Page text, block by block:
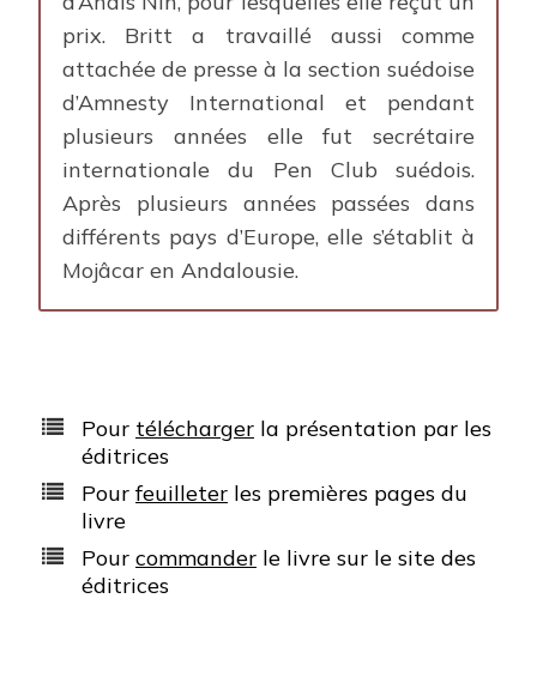
prix. Britt a travaillé aussi comme
attachée de presse à la section suédoise
d’Amnesty International et pendant
plusieurs années elle fut secrétaire
internationale du Pen Club suédois.
Après plusieurs années passées dans
différents pays d’Europe, elle s’établit à
Mojâcar en Andalousie.
Pour télécharger la présentation par les
éditrices
Pourfeuilleter les premières pages du
livre
Pour commander le livre sur le site des
éditrices